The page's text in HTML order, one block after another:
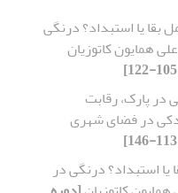
بقا یا استبداد؟ درنگی
همایون کاتوزیان
در پارک، رقابت
در فضای شهری
یا استبداد؟ درنگی در